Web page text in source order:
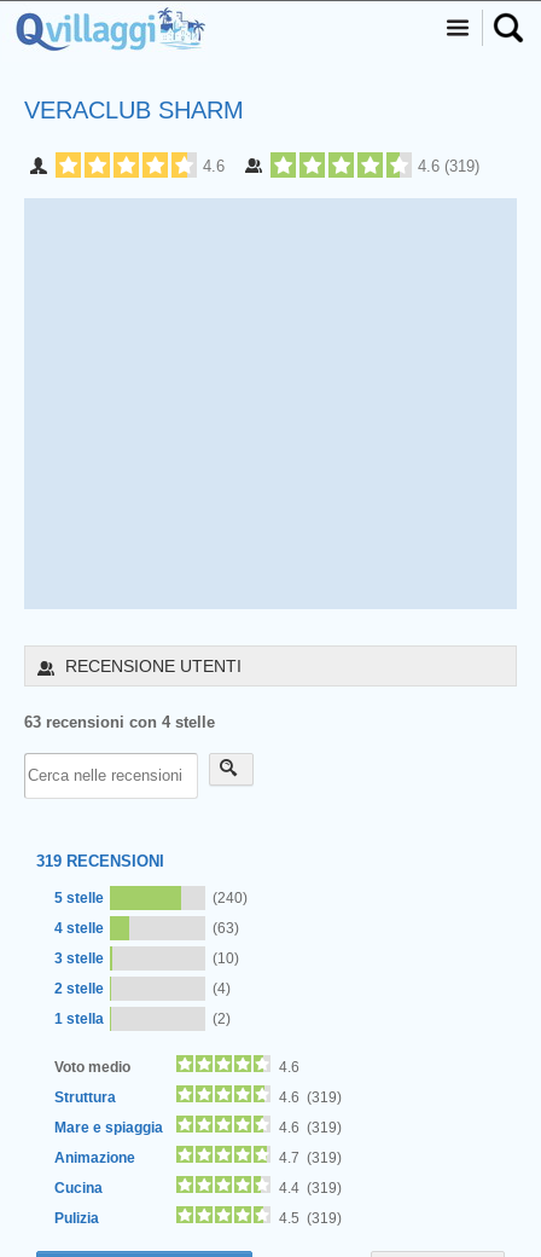
VERACLUB SHARM
4.6 4.6 (319)
RECENSIONE UTENTI
63 recensioni con 4 stelle
319 RECENSIONI
5 stelle
(240)
4 stelle
(63)
3 stelle
(10)
2 stelle
(4)
1 stella
(2)
Voto medio
4.6
Struttura
4.6 (319)
Mare e spiaggia
4.6 (319)
Animazione
4.7 (319)
Cucina
4.4 (319)
Pulizia
4.5 (319)